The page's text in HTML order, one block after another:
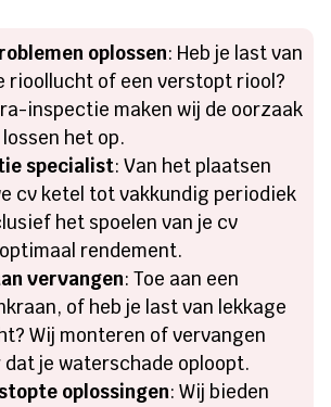
oplossen: Heb je last van
rioollucht of een verstopt riool?
inspectie maken wij de oorzaak
het op.
specialist: Van het plaatsen
cv ketel tot vakkundig periodiek
het spoelen van je cv
rendement.
vervangen: Toe aan een
of heb je last van lekkage
Wij monteren of vervangen
je waterschade oploopt.
oplossingen: Wij bieden